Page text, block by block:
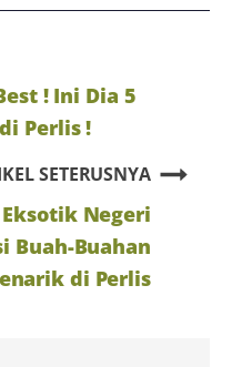
! Ini Dia 5
Perlis !
SETERUSNYA
Negeri
Buah-Buahan
di Perlis